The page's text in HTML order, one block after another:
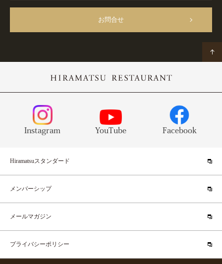
お問合せ
Instagram YouTube Facebook
Hiramatsuスタンダード
メンバーシップ
メールマガジン
プライバシーポリシー